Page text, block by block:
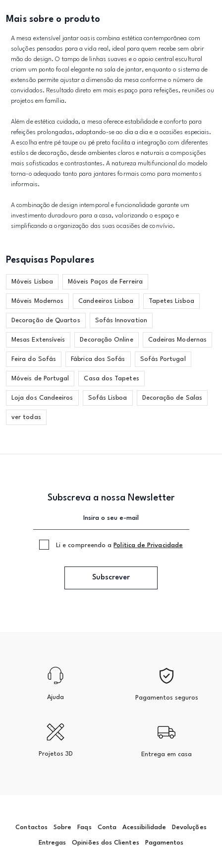
Mais sobre o produto
A mesa extensível jantar oasis combina estética contemporânea com
soluções pensadas para a vida real, ideal para quem recebe sem abrir
mão do design. O tampo de linhas suaves e o apoio central escultural
criam um ponto focal elegante na sala de jantar, enquanto o sistema de
extensão permite ajustar a dimensão da mesa conforme o número de
convidados. Resultado direto em mais espaço para refeições, reuniões ou
projetos em família.
Além de estética cuidada, a mesa oferece estabilidade e conforto para
refeições prolongadas, adaptando-se ao dia a dia e a ocasiões especiais.
A escolha entre pé taupe ou pé preto facilita a integração com diferentes
estilos de decoração, desde ambientes claros e naturais a composições
mais sofisticadas e contrastantes. A natureza multifuncional do modelo
torna-o adequado tanto para jantares formais como para momentos
informais.
A combinação de design intemporal e funcionalidade garante um
investimento duradouro para a casa, valorizando o espaço e
simplificando a organização das suas ocasiões de convívio.
Pesquisas Populares
Móveis Lisboa Móveis Paços de Ferreira
Móveis Modernos Candeeiros Lisboa Tapetes Lisboa
Decoração de Quartos Sofás Innovation
Mesas Extensíveis Decoração Online Cadeiras Modernas
Feira do Sofás Fábrica dos Sofás Sofás Portugal
Móveis de Portugal Casa dos Tapetes
Loja dos Candeeiros Sofás Lisboa Decoração de Salas
ver todas
Subscreva a nossa Newsletter
Li e compreendo a Politica de Privacidade
Subscrever
Ajuda Pagamentos seguros
Projetos 3D Entrega em casa
Contactos Sobre Faqs Conta Acessibilidade Devoluções
Entregas Opiniões dos Clientes Pagamentos